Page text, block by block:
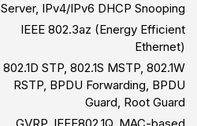
Server, IPv4/IPv6 DHCP Snooping
IEEE 802.3az (Energy Efficient
Ethernet)
802.1D STP, 802.1S MSTP, 802.1W
RSTP, BPDU Forwarding, BPDU
Guard, Root Guard